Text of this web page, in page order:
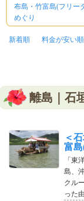
布島・竹富島(フリー
めぐり
新着順 料金が安い順
離島｜石
＜
富
「東
島、
クル
った